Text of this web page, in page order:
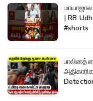
மாயாஜால
| RB
#shorts